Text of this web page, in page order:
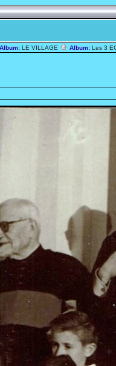
Album: LE VILLAGE Album: Les 3